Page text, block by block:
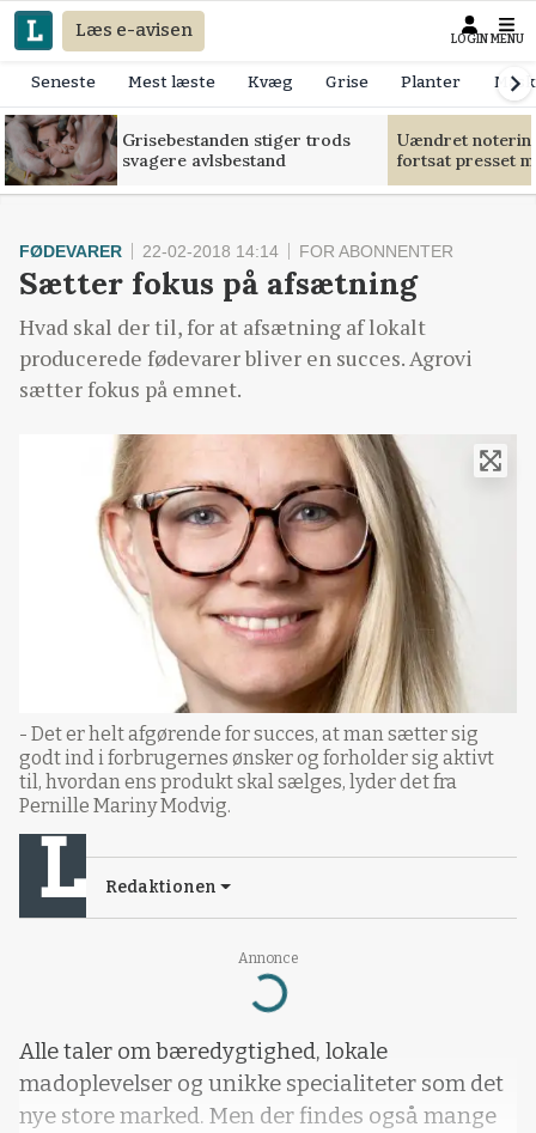
Læs e-avisen LOGIN MENU
Seneste Mest læste Kvæg Grise Planter
Grisebestanden stiger trods
svagere avlsbestand
Uændret
fortsat presset
Annonce
Loading...
FØDEVARER 22-02-2018 14:14 FOR ABONNENTER
Sætter fokus på afsætning
Hvad skal der til, for at afsætning af lokalt
producerede fødevarer bliver en succes. Agrovi
sætter fokus på emnet.
- Det er helt afgørende for succes, at man sætter sig
godt ind i forbrugernes ønsker og forholder sig aktivt
til, hvordan ens produkt skal sælges, lyder det fra
Pernille Mariny Modvig.
Redaktionen
Alle taler om bæredygtighed, lokale
madoplevelser og unikke specialiteter som det
nye store marked. Men der findes også mange